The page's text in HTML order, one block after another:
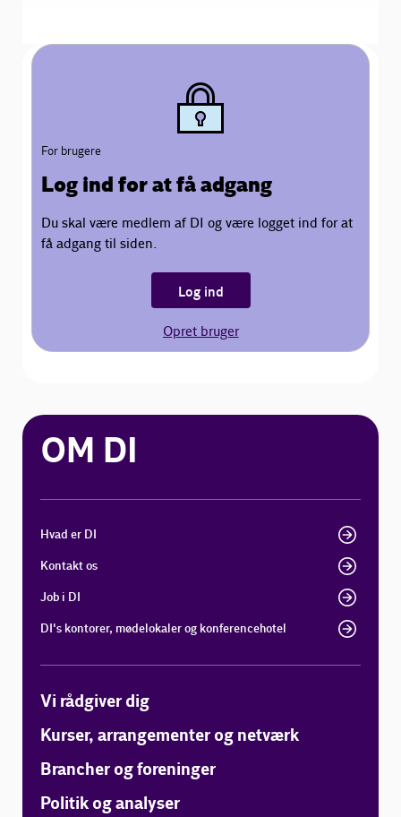
For brugere
Log ind for at få adgang
Du skal være medlem af DI og være logget ind for at
få adgang til siden.
Log ind
Opret bruger
OM DI
Hvad er DI
Kontakt os
Job i DI
DI's kontorer, mødelokaler og konferencehotel
Vi rådgiver dig
Kurser, arrangementer og netværk
Brancher og foreninger
Politik og analyser